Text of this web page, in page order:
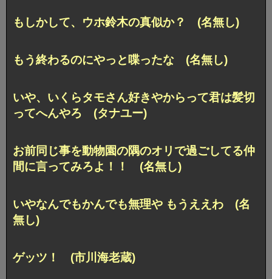
もしかして、ウホ鈴木の真似か？ (名無し)
もう終わるのにやっと喋ったな (名無し)
いや、いくらタモさん好きやからって君は髪切
ってへんやろ (タナユー)
お前同じ事を動物園の隅のオリで過ごしてる仲
間に言ってみろよ！！ (名無し)
いやなんでもかんでも無理や もうええわ (名
無し)
ゲッツ！ (市川海老蔵)